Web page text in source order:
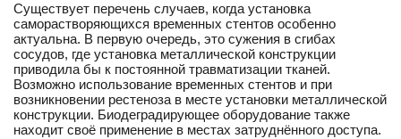
Существует перечень случаев, когда установка
саморастворяющихся временных стентов особенно
актуальна. В первую очередь, это сужения в сгибах
сосудов, где установка металлической конструкции
приводила бы к постоянной травматизации тканей.
Возможно использование временных стентов и при
возникновении рестеноза в месте установки металлической
конструкции. Биодеградирующее оборудование также
находит своё применение в местах затруднённого доступа.